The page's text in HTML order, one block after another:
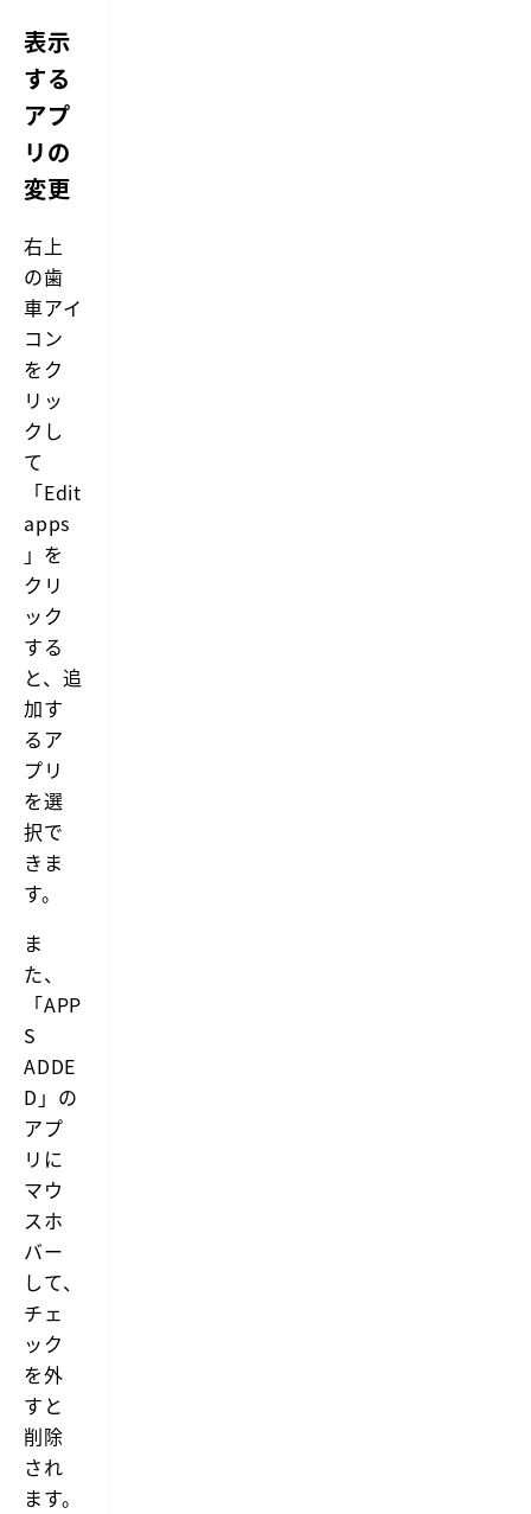
表示
する
アプ
リの
変更
右上
の歯
車アイ
コン
をク
リッ
クし
て
「Edit
apps
」を
クリ
ック
する
と、追
加す
るア
プリ
を選
択で
きま
す。
ま
た、
「APP
S
ADDE
D」の
アプ
リに
マウ
スホ
バー
して、
チェ
ック
を外
すと
削除
され
ます。